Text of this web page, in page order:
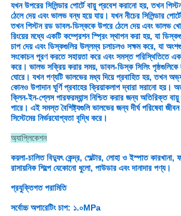
যখন উপরের সিলিন্ডার পোর্টে বায়ু প্রবেশ করানো হয়, তখন
ঠেলে দেয় এবং ভালভ বন্ধ হয়ে যায়। যখন নীচের সিলিন্ডার
তখন পিস্টন রড ডাবল-ডিস্ককে উপরে ঠেলে দেয় এবং ভালভ
রিংয়ের মধ্যে একটি কম্প্রেশন স্প্রিং স্থাপন করা হয়, যা
চাপ দেয় এবং ডিস্কগুলির উল্লম্ব চলাচলও সক্ষম করে, যা
সংকোচন পূরণ করতে সহায়তা করে এবং সমস্ত পরিস্থিতিতে
করে। ভালভ সক্রিয় করার সময়, ডাবল-ডিস্ক সিলিং
ঘোরে। যখন পণ্যটি ভালভের মধ্য দিয়ে প্রবাহিত হয়, তখন
কোনও উপাদান ঘূর্ণি প্রবাহের ক্রিয়াকলাপ দ্বারা সরানো
ক্লিন-ইন-প্লেস পারফরম্যান্স নিশ্চিত করার জন্য অতিরিক্ত
পারে। এই সমস্ত বৈশিষ্ট্যগুলি ভালভের জন্য দীর্ঘ পরিষেবা
সিস্টেমের নির্ভরযোগ্যতা বৃদ্ধি করে।
অ্যাপ্লিকেশন
কয়লা-চালিত বিদ্যুৎ কেন্দ্র, স্মেল্টার, লোহা ও ইস্পাত কারখানা,
রাসায়নিক শিল্পে যেকোনো ধুলো, পাউডার এবং দানাদার পণ্য।
প্রযুক্তিগত পরামিতি
সর্বোচ্চ অপারেটিং চাপ: ১.০MPa